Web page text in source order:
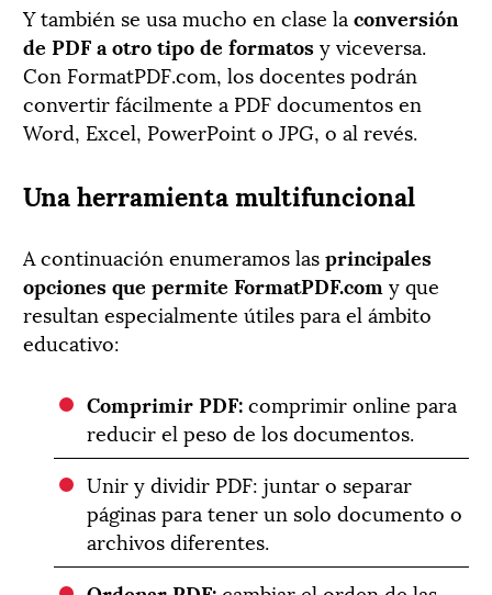
Y también se usa mucho en clase la conversión
de PDF a otro tipo de formatosy viceversa.
Con FormatPDF.com, los docentes podrán
convertir fácilmente a PDF documentos en
Word, Excel, PowerPoint o JPG, o al revés.
Una herramienta multifuncional
A continuación enumeramos lasprincipales
opciones que permite FormatPDF.com y que
resultan especialmente útiles para el ámbito
educativo:
Comprimir PDF:comprimir online para
reducir el peso de los documentos.
Unir y dividir PDF: juntar o separar
páginas para tener un solo documento o
archivos diferentes.